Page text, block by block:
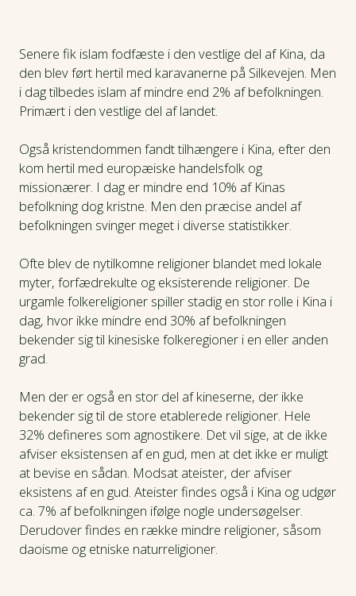
anden vej, og i 1557 grundlægger portugiserne en
handelsstation i Macau. Flere lande følger trop i håbet
om store fortjenester på handlen med kinesiske varer i
Europa. På det tidspunkt havde Qing-dynastiet (1644-
Qing-dynastiet åbne overfor handlen med udlandet,
men det ændrer sig i 1700-tallet, hvor handlen blev
underlagt strenge restriktioner. Det førte til en
blomstrende ulovlig handel samt opiumskrigene med
Storbritannien.
Men Qing-dynastiet bevarer magten indtil 1911, hvor
den sidste kejser bliver afsat, og Kina bliver en republik.
Det blev starten på et uroligt 20. århundrede med flere
store krige – deriblandt Anden Verdenskrig – samt
Maos gennemgribende kulturrevolution i 1950'erne og
1960'erne. Mod slutningen af århundredet bliver de
markedsøkonomi, og Kina påbegynder sin hastige
udvikling mod at blive den økonomiske supermagt,
landet er i dag.
Senere fik islam fodfæste i den vestlige del af Kina, da
den blev ført hertil med karavanerne på Silkevejen. Men
i dag tilbedes islam af mindre end 2% af befolkningen.
Primært i den vestlige del af landet.
Også kristendommen fandt tilhængere i Kina, efter den
kom hertil med europæiske handelsfolk og
missionærer. I dag er mindre end 10% af Kinas
befolkning dog kristne. Men den præcise andel af
befolkningen svinger meget i diverse statistikker.
Ofte blev de nytilkomne religioner blandet med lokale
myter, forfædrekulte og eksisterende religioner. De
urgamle folkereligioner spiller stadig en stor rolle i Kina i
dag, hvor ikke mindre end 30% af befolkningen
bekender sig til kinesiske folkeregioner i en eller anden
grad.
Men der er også en stor del af kineserne, der ikke
bekender sig til de store etablerede religioner. Hele
32% defineres som agnostikere. Det vil sige, at de ikke
afviser eksistensen af en gud, men at det ikke er muligt
at bevise en sådan. Modsat ateister, der afviser
eksistens af en gud. Ateister findes også i Kina og udgør
ca. 7% af befolkningen ifølge nogle undersøgelser.
Derudover findes en række mindre religioner, såsom
daoisme og etniske naturreligioner.